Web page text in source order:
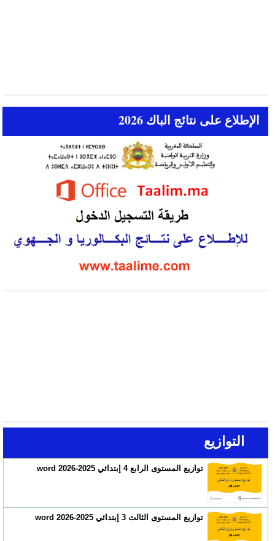
الإطلاع على نتائج الباك 2026
التوازيع
توازيع المستوى الرابع 4 إبتدائي 2025-2026 word
توازيع المستوى الثالث 3 إبتدائي 2025-2026 word